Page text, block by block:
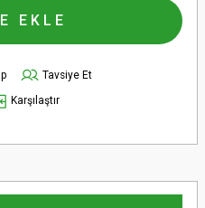
EKLE
Tavsiye Et
Karşılaştır